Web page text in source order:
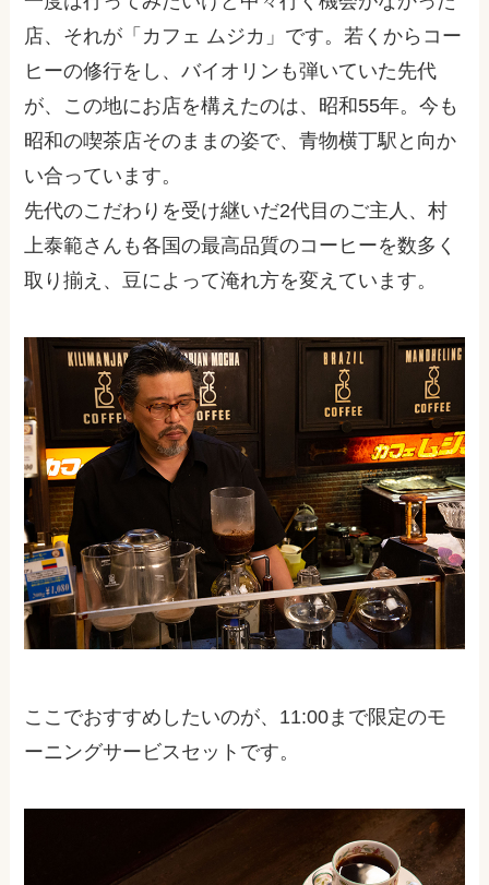
店、それが「カフェ ムジカ」です。若くからコー
ヒーの修行をし、バイオリンも弾いていた先代
が、この地にお店を構えたのは、昭和55年。今も
昭和の喫茶店そのままの姿で、青物横丁駅と向か
い合っています。
先代のこだわりを受け継いだ2代目のご主人、村
上泰範さんも各国の最高品質のコーヒーを数多く
取り揃え、豆によって淹れ方を変えています。
ここでおすすめしたいのが、11:00まで限定のモ
ーニングサービスセットです。